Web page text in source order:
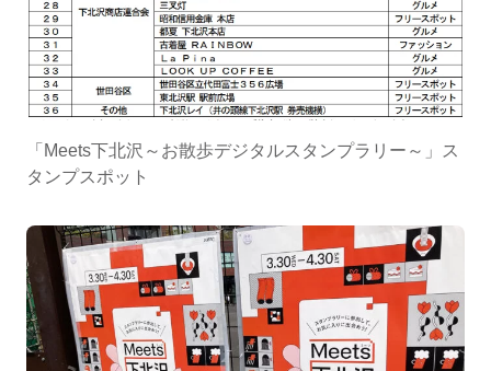
「Meets下北沢～お散歩デジタルスタンプラリー～」ス
タンプスポット